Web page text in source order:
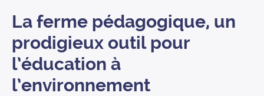
La ferme pédagogique, un
prodigieux outil pour
l’éducation à
l’environnement